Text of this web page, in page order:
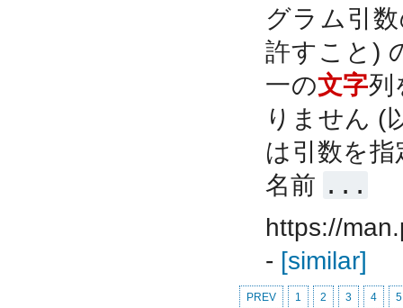
グラム引
許すこと)
一の文字列
りません (
は引数を
名前 ...
https://
- [similar]
PREV 1 2 3 4 5